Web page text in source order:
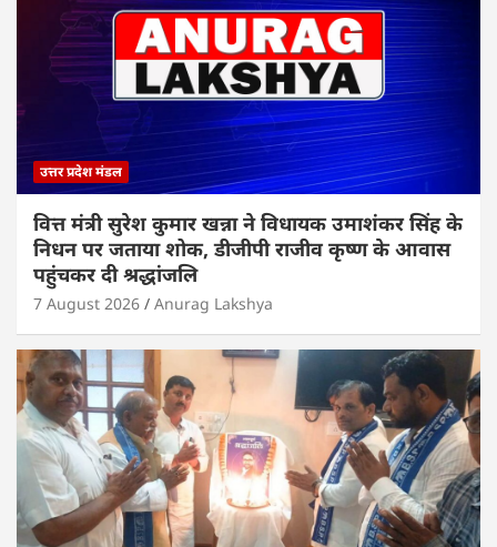
उत्तर प्रदेश मंडल
वित्त मंत्री सुरेश कुमार खन्ना ने विधायक उमाशंकर सिंह के
निधन पर जताया शोक, डीजीपी राजीव कृष्ण के आवास
पहुंचकर दी श्रद्धांजलि
7 August 2026 Anurag Lakshya